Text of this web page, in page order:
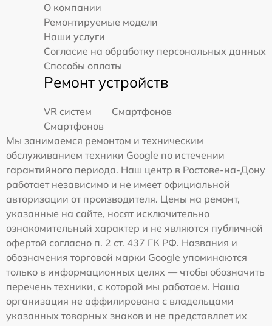
О компании
Ремонтируемые модели
Наши услуги
Согласие на обработку персональных данных
Способы оплаты
Ремонт устройств
VR систем
Смартфонов
Смартфонов
Мы занимаемся ремонтом и техническим
обслуживанием техники Google по истечении
гарантийного периода. Наш центр в Ростове-на-Дону
работает независимо и не имеет официальной
авторизации от производителя. Цены на ремонт,
указанные на сайте, носят исключительно
ознакомительный характер и не являются публичной
офертой согласно п. 2 ст. 437 ГК РФ. Названия и
обозначения торговой марки Google упоминаются
только в информационных целях — чтобы обозначить
перечень техники, с которой мы работаем. Наша
организация не аффилирована с владельцами
указанных товарных знаков и не представляет их